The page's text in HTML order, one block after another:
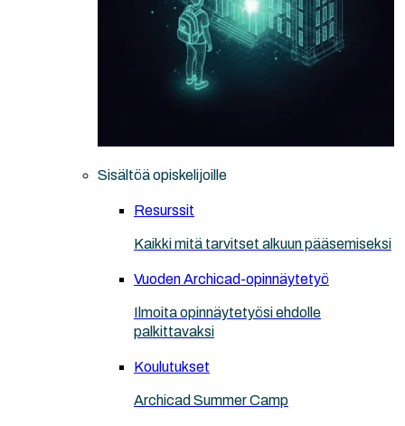
Sisältöä opiskelijoille
Resurssit
Kaikki mitä tarvitset alkuun pääsemiseksi
Vuoden Archicad-opinnäytetyö
Ilmoita opinnäytetyösi ehdolle
palkittavaksi
Koulutukset
Archicad Summer Camp